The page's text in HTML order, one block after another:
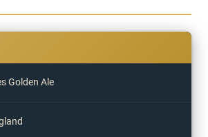
Golden Ale